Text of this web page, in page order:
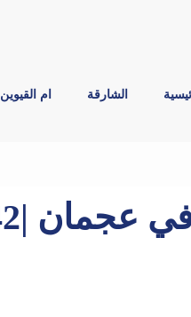
الشارقة ام القيوين